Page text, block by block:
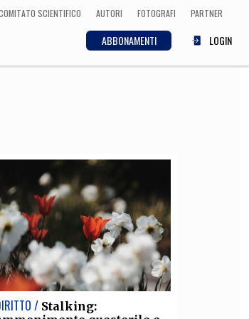
SCIENTIFICO AUTORI FOTOGRAFI PARTNER
ABBONAMENTI LOGIN
Medicina
/ Stalking: